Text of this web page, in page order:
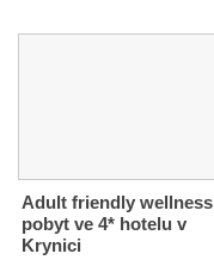
Adult friendly wellness
pobyt ve 4* hotelu v
Krynici